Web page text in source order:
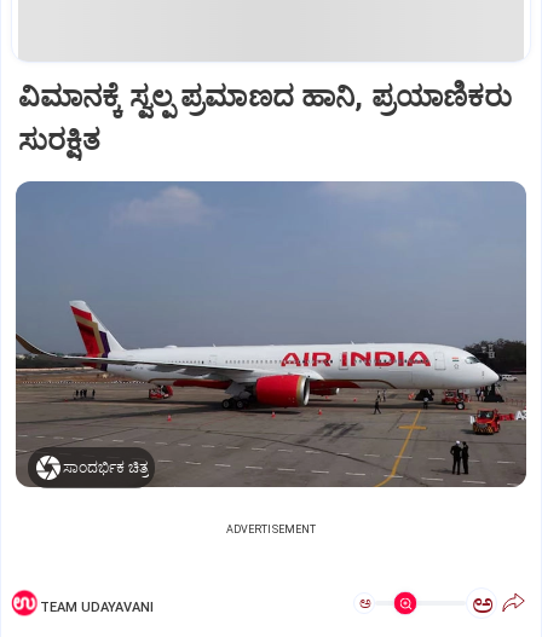
ವಿಮಾನಕ್ಕೆ ಸ್ವಲ್ಪ ಪ್ರಮಾಣದ ಹಾನಿ, ಪ್ರಯಾಣಿಕರು
ಸುರಕ್ಷಿತ
ಸಾಂದರ್ಭಿಕ ಚಿತ್ರ
ADVERTISEMENT
TEAM UDAYAVANI ಅ ಅ